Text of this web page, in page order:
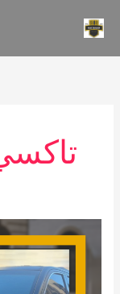
إلى
تاكسي
صباح
السالم